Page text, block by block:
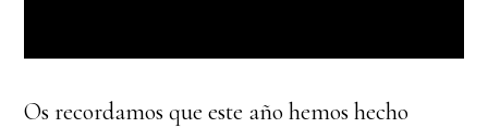
Os recordamos que este año hemos hecho